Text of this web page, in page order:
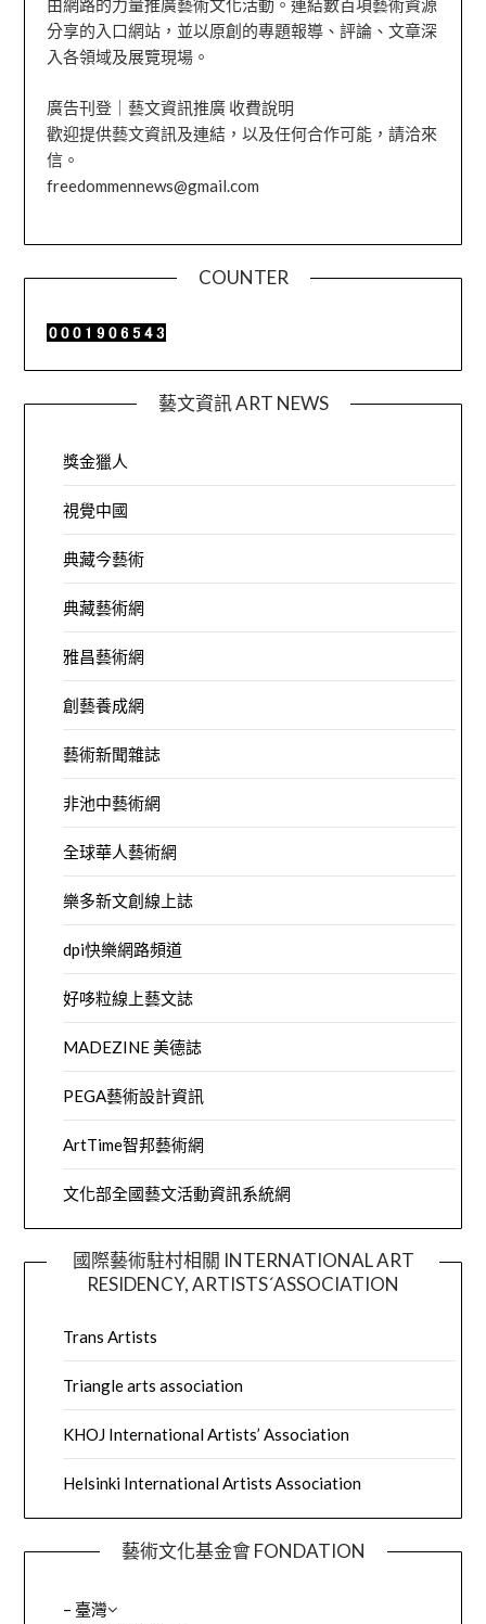
由網路的力量推廣藝術文化活動。連結數百項藝術資源
分享的入口網站，並以原創的專題報導、評論、文章深
入各領域及展覽現場。
廣告刊登｜藝文資訊推廣 收費說明
歡迎提供藝文資訊及連結，以及任何合作可能，請洽來
信。
freedommennews@gmail.com
COUNTER
藝文資訊 ART NEWS
獎金獵人
視覺中國
典藏今藝術
典藏藝術網
雅昌藝術網
創藝養成網
藝術新聞雜誌
非池中藝術網
全球華人藝術網
樂多新文創線上誌
dpi快樂網路頻道
好哆粒線上藝文誌
MADEZINE 美德誌
PEGA藝術設計資訊
ArtTime智邦藝術網
文化部全國藝文活動資訊系統網
國際藝術駐村相關 INTERNATIONAL ART
RESIDENCY, ARTISTS´ASSOCIATION
Trans Artists
Triangle arts association
KHOJ International Artists’ Association
Helsinki International Artists Association
藝術文化基金會 FONDATION
– 臺灣